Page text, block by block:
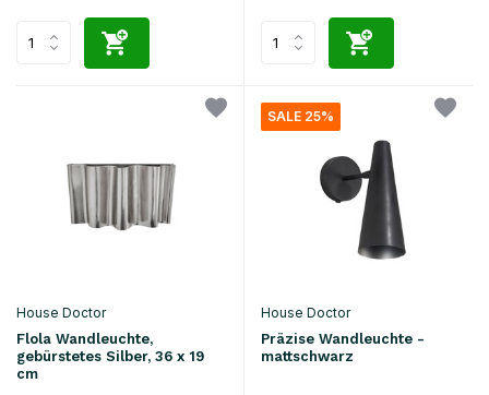
House Doctor
Flola Wandleuchte,
gebürstetes Silber, 36 x 19
cm
SALE 25%
House Doctor
Präzise Wandleuchte -
mattschwarz